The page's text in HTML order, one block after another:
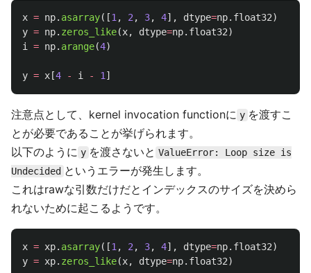
x = np. asarray([1 , 2 , 3, 4], dtype=np. float32)
y = np. zeros_like(x, dtype=np. float32)
i
= np. arange(4)
y = x [4 - i - 1 ]
注意点として、kernel invocation functionに y を渡すこ
とが必要であることが挙げられます。
以下のように y を渡さないと ValueError: Loop size is
Undecided というエラーが発生します。
これはrawな引数だけだとインデックスのサイズを決めら
れないために起こるようです。
x = xp. asarray([1 , 2 , 3, 4], dtype=np. float32)
y = xp. zeros_like(x, dtype=np. float32)